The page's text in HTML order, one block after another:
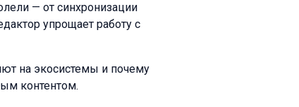
— от синхронизации
упрощает работу с
на экосистемы и почему
контентом.